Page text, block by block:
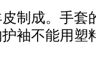
成。手套
袖不能用塑